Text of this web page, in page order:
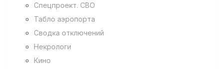
Спецпроект. СВО
Табло аэропорта
Сводка отключений
Некрологи
Кино